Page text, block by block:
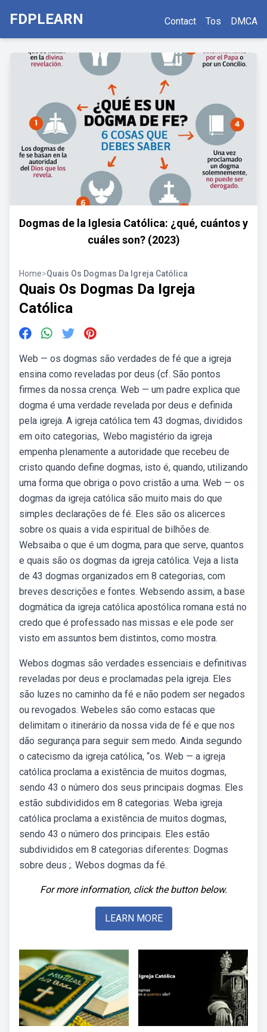
FDPLEARN Contact Tos DMCA
Dogmas de la Iglesia Católica: ¿qué, cuántos y
cuáles son? (2023)
Home>Quais Os Dogmas Da Igreja Católica
Quais Os Dogmas Da Igreja
Católica
Web — os dogmas são verdades de fé que a igreja
ensina como reveladas por deus (cf. São pontos
firmes da nossa crença. Web — um padre explica que
dogma é uma verdade revelada por deus e definida
pela igreja. A igreja católica tem 43 dogmas, divididos
em oito categorias,. Webo magistério da igreja
empenha plenamente a autoridade que recebeu de
cristo quando define dogmas, isto é, quando, utilizando
uma forma que obriga o povo cristão a uma. Web — os
dogmas da igreja católica são muito mais do que
simples declarações de fé. Eles são os alicerces
sobre os quais a vida espiritual de bilhões de.
Websaiba o que é um dogma, para que serve, quantos
e quais são os dogmas da igreja católica. Veja a lista
de 43 dogmas organizados em 8 categorias, com
breves descrições e fontes. Websendo assim, a base
dogmática da igreja católica apostólica romana está no
credo que é professado nas missas e ele pode ser
visto em assuntos bem distintos, como mostra.
Webos dogmas são verdades essenciais e definitivas
reveladas por deus e proclamadas pela igreja. Eles
são luzes no caminho da fé e não podem ser negados
ou revogados. Webeles são como estacas que
delimitam o itinerário da nossa vida de fé e que nos
dão segurança para seguir sem medo. Ainda segundo
o catecismo da igreja católica, “os. Web — a igreja
católica proclama a existência de muitos dogmas,
sendo 43 o número dos seus principais dogmas. Eles
estão subdivididos em 8 categorias. Weba igreja
católica proclama a existência de muitos dogmas,
sendo 43 o número dos principais. Eles estão
subdivididos em 8 categorias diferentes: Dogmas
sobre deus ;. Webos dogmas da fé.
For more information, click the button below.
LEARN MORE